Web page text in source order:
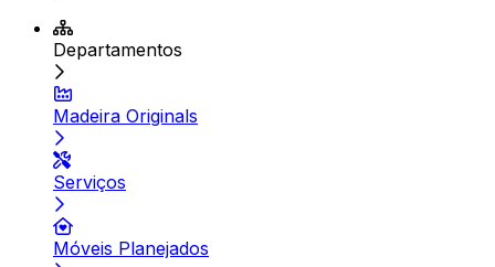
Departamentos
Madeira Originals
Serviços
Móveis Planejados